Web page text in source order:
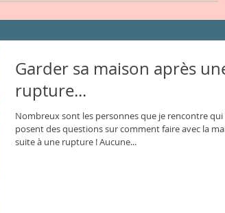
Garder sa maison après
rupture...
Nombreux sont les personnes que je rencontre qui
posent des questions sur comment faire avec la
suite à une rupture ! Aucune...